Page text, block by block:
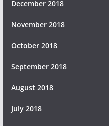
December 2018
November 2018
October 2018
September 2018
August 2018
July 2018